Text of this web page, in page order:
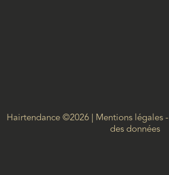
Hairtendance©2026 Mentions légales-
des données